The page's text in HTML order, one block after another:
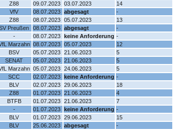
Z88 09.07.2023 03.07.2023
14
VfV 08.07.2023 abgesagt
-
Z88 08.07.2023 05.07.2023
13
Preußen 08.07.2023 abgesagt
-
- 08.07.2023 keine Anforderung -
Marzahn 08.07.2023 05.07.2023
12
BSV 05.07.2023 21.06.2023
5
SENAT 05.07.2023 21.06.2023
5
Marzahn 05.07.2023 24.06.2023
5
SCC 02.07.2023 keine Anforderung -
BLV 02.07.2023 29.06.2023
18
Z88 01.07.2023 21.06.2023
4
BTFB 01.07.2023 21.06.2023
7
- 01.07.2023 keine Anforderung -
BLV 01.07.2023 29.06.2023
15
BLV 25.06.2023 abgesagt
-